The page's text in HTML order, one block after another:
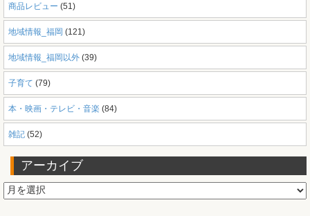
商品レビュー (51)
地域情報_福岡 (121)
地域情報_福岡以外 (39)
子育て (79)
本・映画・テレビ・音楽 (84)
雑記 (52)
アーカイブ
ア
ー